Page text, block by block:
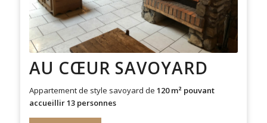
AU CŒUR SAVOYARD
Appartement de style savoyard de 120 m² pouvant
accueillir 13 personnes